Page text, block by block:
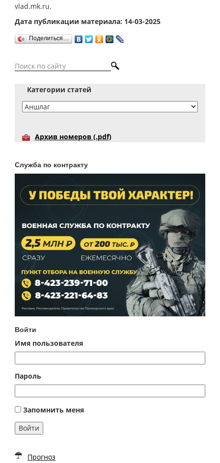
vlad.mk.ru.
Дата публикации материала: 14-03-2025
Поделиться…
Категории статей
Архив номеров (.pdf)
Служба по контракту
Войти
Имя пользователя
Пароль
Запомнить меня
Войти
Прогноз